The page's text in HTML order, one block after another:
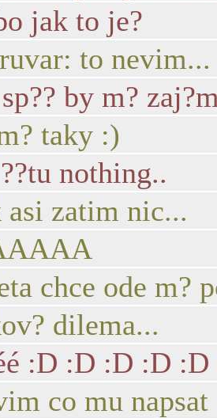
jak to je?
to
by m?
taky :)
nothing..
asi zatim nic...
chce ode m?
dilema...
:D :D :D :D :D
co mu napsat